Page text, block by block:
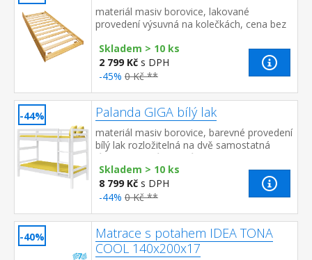
materiál masiv borovice, lakované
provedení výsuvná na kolečkách, cena bez
matrace 14 cm doporučený ...
Skladem > 10 ks
2 799 Kč s DPH
-45% 0 Kč **
-44% Palanda GIGA bílý lak
materiál masiv borovice, barevné provedení
bílý lak rozložitelná na dvě samostatná
lůžka, jedno lůžko může být
zvýšené zábrany na horním lůž...
Skladem > 10 ks
8 799 Kč s DPH
-44% 0 Kč **
-40%
Matrace s potahem IDEA TONA
COOL 140x200x17